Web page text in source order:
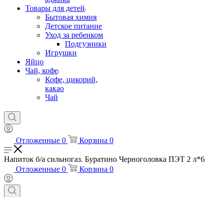
Товары для детей
Бытовая химия
Детское питание
Уход за ребенком
Подгузники
Игрушки
Яйцо
Чай, кофе
Кофе, цикорий,
какао
Чай
Отложенные 0 Корзина 0
Напиток б/а сильногаз. Буратино Черноголовка ПЭТ 2 л*6
Отложенные 0 Корзина 0